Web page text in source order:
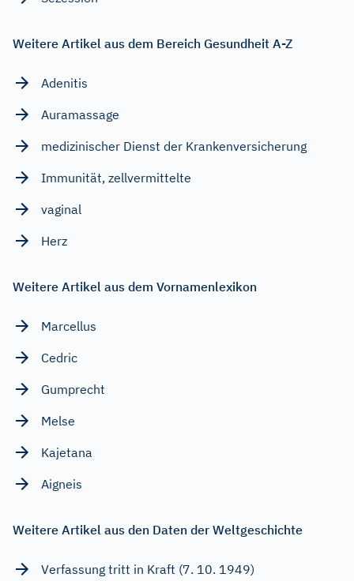
Weitere Artikel aus dem Bereich Gesundheit A-Z
Adenitis
Auramassage
medizinischer Dienst der Krankenversicherung
Immunität, zellvermittelte
vaginal
Herz
Weitere Artikel aus dem Vornamenlexikon
Marcellus
Cedric
Gumprecht
Melse
Kajetana
Aigneis
Weitere Artikel aus den Daten der Weltgeschichte
Verfassung tritt in Kraft (7. 10. 1949)